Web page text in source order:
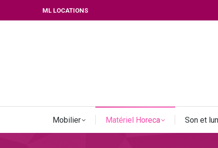
ML LOCATIONS
Mobilier Matériel Horeca Son et